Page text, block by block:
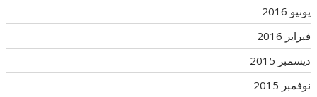
يونيو 2016
فبراير 2016
ديسمبر 2015
نوفمبر 2015